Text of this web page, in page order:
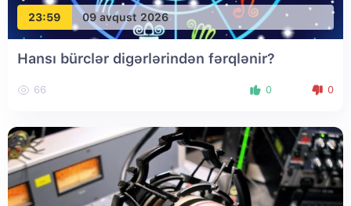
23:59 09 avqust 2026
Hansı bürclər digərlərindən fərqlənir?
66 0 0